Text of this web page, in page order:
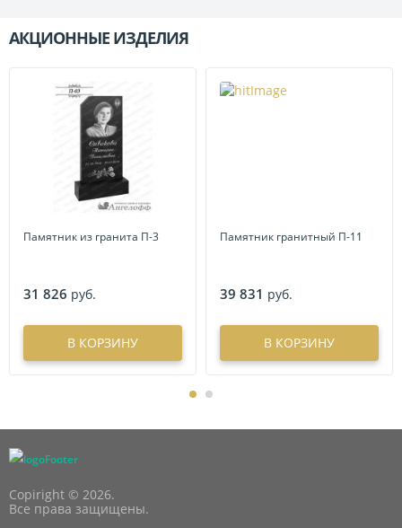
АКЦИОННЫЕ ИЗДЕЛИЯ
Памятник из гранита П-3
31 826 руб.
В КОРЗИНУ
Памятник гранитный П-11
39 831 руб.
В КОРЗИНУ
Copiright © 2026.
Все права защищены.